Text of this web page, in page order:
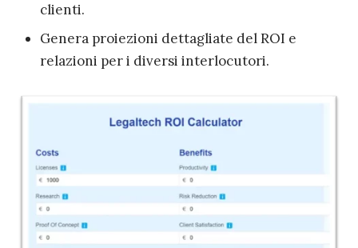
clienti.
Genera proiezioni dettagliate del ROI e
relazioni per i diversi interlocutori.